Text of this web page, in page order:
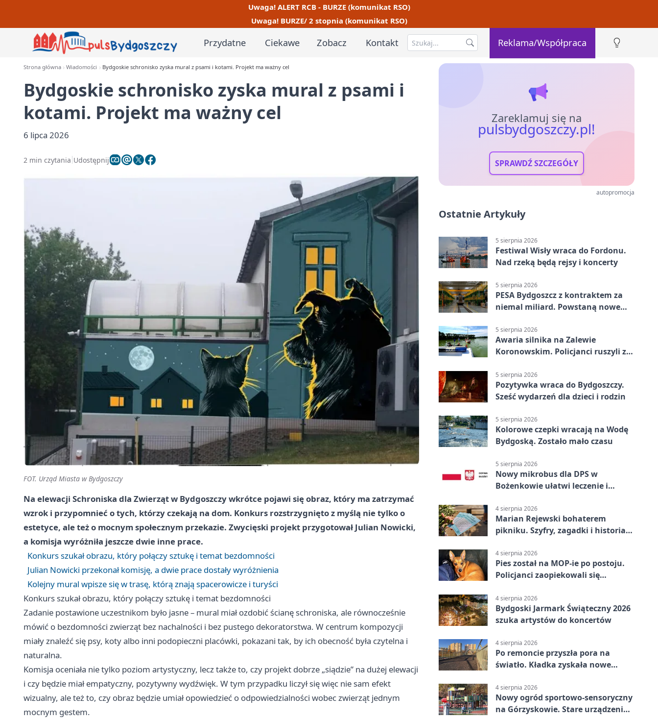
Uwaga! ALERT RCB - BURZE (komunikat RSO)
Uwaga! BURZE/ 2 stopnia (komunikat RSO)
Przydatne Ciekawe Zobacz Kontakt Reklama/Współpraca
Strona główna Wiadomości Bydgoskie schronisko zyska mural z psami i kotami. Projekt ma ważny cel
Bydgoskie schronisko zyska mural z psami i
kotami. Projekt ma ważny cel
6 lipca 2026
2 min czytania Udostępnij
FOT. Urząd Miasta w Bydgoszczy
Na elewacji Schroniska dla Zwierząt w Bydgoszczy wkrótce pojawi się obraz, który ma zatrzymać
wzrok i przypomnieć o tych, którzy czekają na dom. Konkurs rozstrzygnięto z myślą nie tylko o
estetyce, ale też o mocnym społecznym przekazie. Zwycięski projekt przygotował Julian Nowicki,
a komisja wyróżniła jeszcze dwie inne prace.
Konkurs szukał obrazu, który połączy sztukę i temat bezdomności
Julian Nowicki przekonał komisję, a dwie prace dostały wyróżnienia
Kolejny mural wpisze się w trasę, którą znają spacerowicze i turyści
Konkurs szukał obrazu, który połączy sztukę i temat bezdomności
Zadanie postawione uczestnikom było jasne – mural miał ozdobić ścianę schroniska, ale równocześnie
mówić o bezdomności zwierząt bez nachalności i bez pustego dekoratorstwa. W centrum kompozycji
miały znaleźć się psy, koty albo inni podopieczni placówki, pokazani tak, by ich obecność była czytelna i
naturalna.
Komisja oceniała nie tylko poziom artystyczny, lecz także to, czy projekt dobrze „siądzie” na dużej elewacji
i czy będzie miał empatyczny, pozytywny wydźwięk. W tym przypadku liczył się więc nie sam efekt
wizualny, ale też to, czy obraz będzie umiał opowiedzieć o odpowiedzialności wobec zwierząt jednym
mocnym gestem.
Zareklamuj się na
pulsbydgoszczy.pl!
SPRAWDŹ SZCZEGÓŁY
autopromocja
Ostatnie Artykuły
5 sierpnia 2026
Festiwal Wisły wraca do Fordonu.
Nad rzeką będą rejsy i koncerty
5 sierpnia 2026
PESA Bydgoszcz z kontraktem za
niemal miliard. Powstaną nowe
5 sierpnia 2026
Awaria silnika na Zalewie
Koronowskim. Policjanci ruszyli z
5 sierpnia 2026
Pozytywka wraca do Bydgoszczy.
Sześć wydarzeń dla dzieci i rodzin
5 sierpnia 2026
Kolorowe czepki wracają na Wodę
Bydgoską. Zostało mało czasu
5 sierpnia 2026
Nowy mikrobus dla DPS w
Bożenkowie ułatwi leczenie i
4 sierpnia 2026
Marian Rejewski bohaterem
pikniku. Szyfry, zagadki i historia
4 sierpnia 2026
Pies został na MOP-ie po postoju.
Policjanci zaopiekowali się
4 sierpnia 2026
Bydgoski Jarmark Świąteczny 2026
szuka artystów do koncertów
4 sierpnia 2026
Po remoncie przyszła pora na
światło. Kładka zyskała nowe
4 sierpnia 2026
Nowy ogród sportowo-sensoryczny
na Górzyskowie. Stare urządzenia